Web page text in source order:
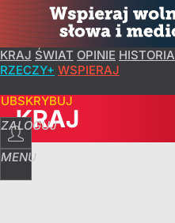
KRAJ ŚWIAT OPINIE HISTORIA
RZECZY+ WSPIERAJ
ZALOGUJ
MENU
KRAJ